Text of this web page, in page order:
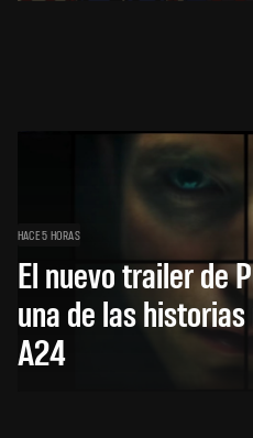
HACE 5 HORAS
El nuevo trailer de
una de las
A24